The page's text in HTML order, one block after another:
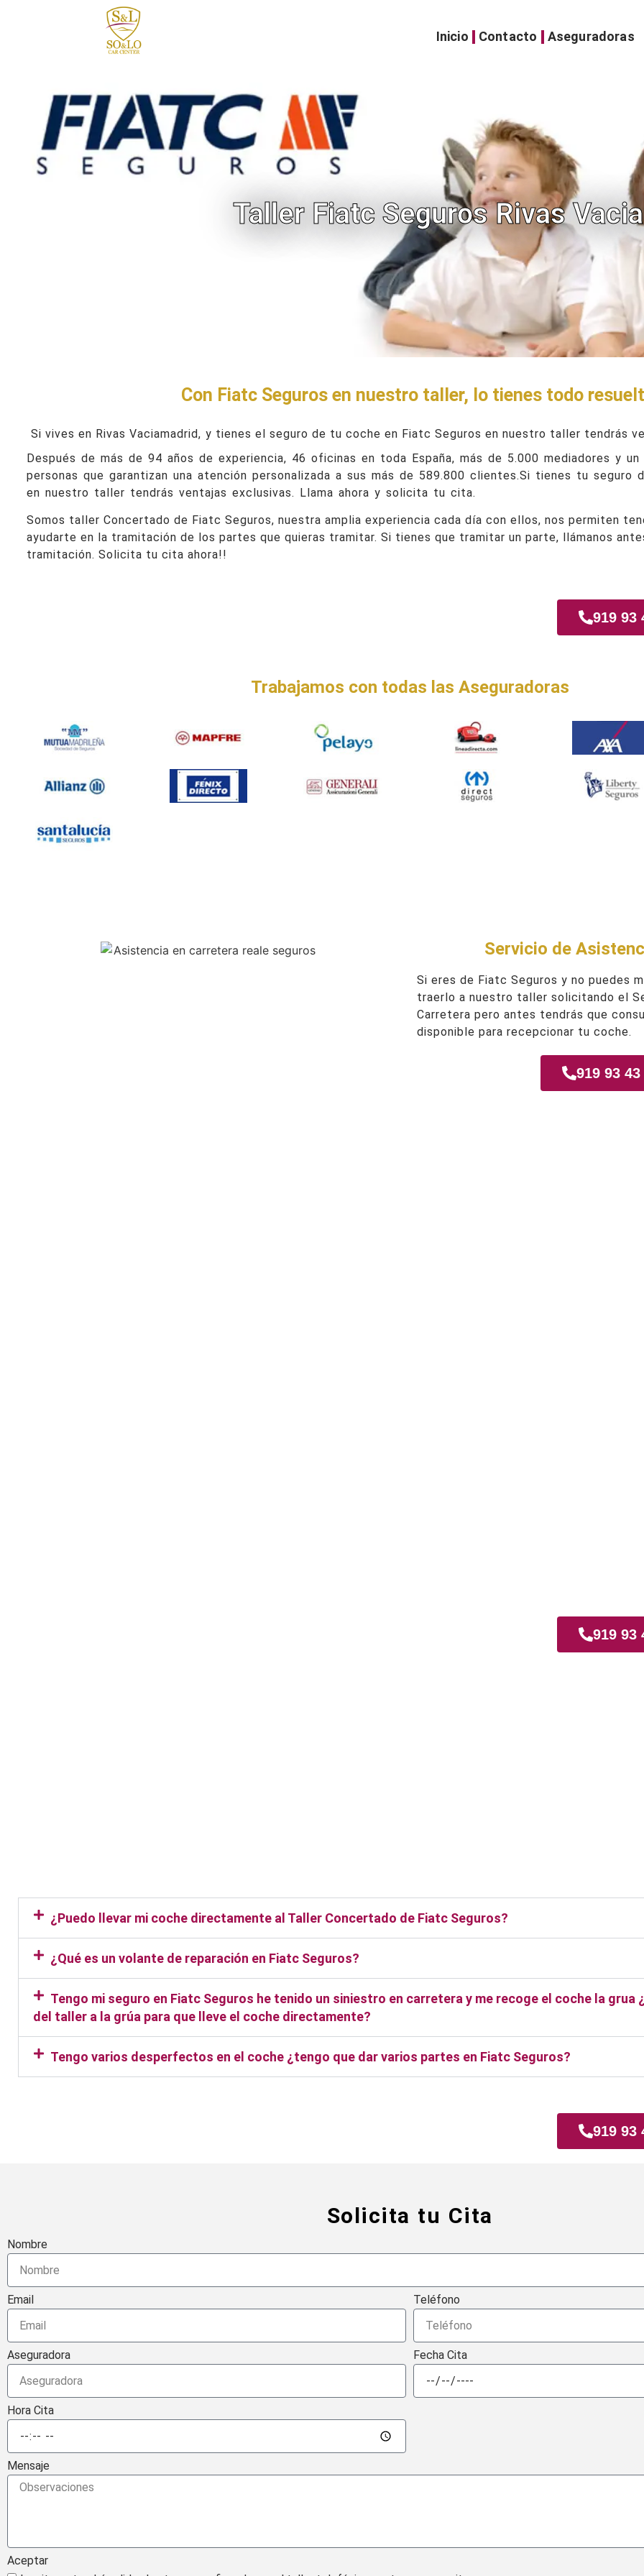
Inicio Contacto Aseguradoras
Taller Fiatc Seguros Rivas
Con Fiatc Seguros en nuestro taller, lo tienes todo
Si vives en Rivas Vaciamadrid, y tienes el seguro de tu coche en Fiatc Seguros en nuestro taller tendrás
Después de más de 94 años de experiencia, 46 oficinas en toda España, más de 5.000 mediadores y
personas que garantizan una atención personalizada a sus más de 589.800 clientes.Si tienes tu seguro
en nuestro taller tendrás ventajas exclusivas. Llama ahora y solicita tu cita.
Somos taller Concertado de Fiatc Seguros, nuestra amplia experiencia cada día con ellos, nos permiten
ayudarte en la tramitación de los partes que quieras tramitar. Si tienes que tramitar un parte, llámanos
tramitación. Solicita tu cita ahora!!
919 93
Trabajamos con todas las Aseguradoras
Servicio de
Si eres de Fiatc Seguros y no puedes
traerlo a nuestro taller solicitando el
Carretera pero antes tendrás que
disponible para recepcionar tu coche.
919 93 43
919 93
¿Puedo llevar mi coche directamente al Taller Concertado de Fiatc Seguros?
¿Qué es un volante de reparación en Fiatc Seguros?
Tengo mi seguro en Fiatc Seguros he tenido un siniestro en carretera y me recoge el coche la grua
del taller a la grúa para que lleve el coche directamente?
Tengo varios desperfectos en el coche ¿tengo que dar varios partes en Fiatc Seguros?
919 93
Solicita tu Cita
Nombre
Email Teléfono
Aseguradora Fecha Cita
Hora Cita
Mensaje
Aceptar